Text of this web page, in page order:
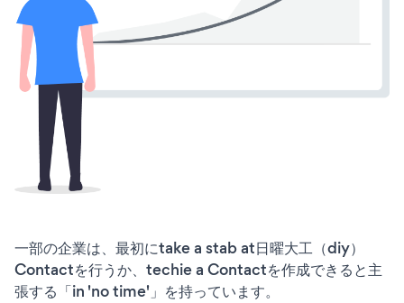
一部の企業は、最初にtake a stab at日曜大工（diy）
Contactを行うか、techie a Contactを作成できると主
張する「in 'no time'」を持っています。